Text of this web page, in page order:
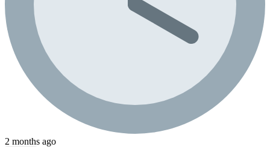
2 months ago